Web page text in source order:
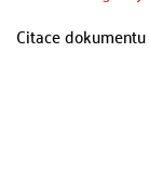
Citace dokumentu